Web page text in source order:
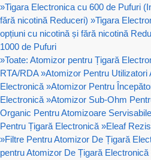
»Tigara Electronica cu 600 de Pufuri
fără nicotină Reduceri) »Tigara
opțiuni cu nicotină și fără nicotină
1000 de Pufuri
»Toate: Atomizor pentru Țigară
RTA/RDA »Atomizor Pentru
Electronică »Atomizor Pentru
Electronică »Atomizor Sub-Ohm
Organic Pentru Atomizoare Servisabile
Pentru Țigară Electronică »Eleaf
»Filtre Pentru Atomizor De Țigară
pentru Atomizor De Țigară Electronică